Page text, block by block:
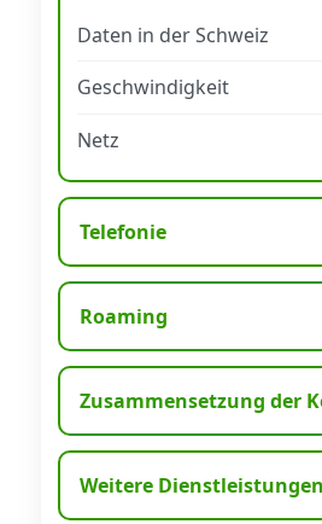
Daten in der Schweiz
Geschwindigkeit
Netz
Telefonie
Roaming
Zusammensetzung der
Weitere Dienstleistungen